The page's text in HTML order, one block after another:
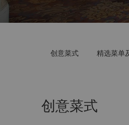
创意菜式 精选菜单
创意菜式